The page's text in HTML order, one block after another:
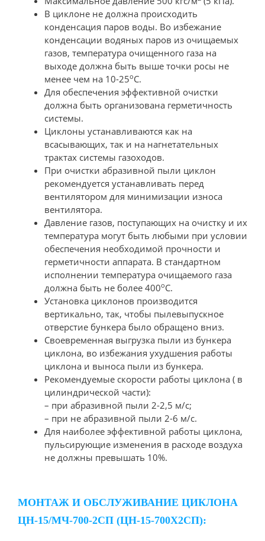
В циклоне не должна происходить
конденсация паров воды. Во избежание
конденсации водяных паров из очищаемых
газов, температура очищенного газа на
выходе должна быть выше точки росы не
менее чем на 10-25оС.
Для обеспечения эффективной очистки
должна быть организована герметичность
системы.
Циклоны устанавливаются как на
всасывающих, так и на нагнетательных
трактах системы газоходов.
При очистки абразивной пыли циклон
рекомендуется устанавливать перед
вентилятором для минимизации износа
вентилятора.
Давление газов, поступающих на очистку и их
температура могут быть любыми при условии
обеспечения необходимой прочности и
герметичности аппарата. В стандартном
исполнении температура очищаемого газа
должна быть не более 400оС.
Установка циклонов производится
вертикально, так, чтобы пылевыпускное
отверстие бункера было обращено вниз.
Своевременная выгрузка пыли из бункера
циклона, во избежания ухудшения работы
циклона и выноса пыли из бункера.
Рекомендуемые скорости работы циклона ( в
цилиндрической части):
– при абразивной пыли 2-2,5 м/с;
– при не абразивной пыли 2-6 м/с.
Для наиболее эффективной работы циклона,
пульсирующие изменения в расходе воздуха
не должны превышать 10%.
МОНТАЖ И ОБСЛУЖИВАНИЕ ЦИКЛОНА
ЦН-15/МЧ-700-2СП (ЦН-15-700Х2СП):